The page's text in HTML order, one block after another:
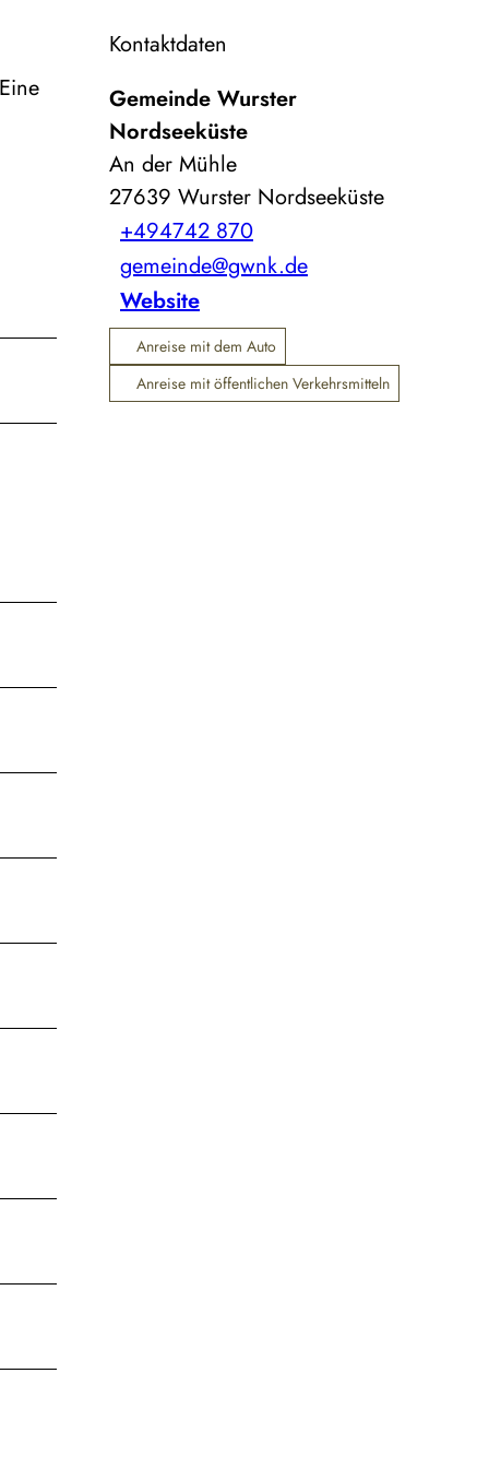
Kontaktdaten
Gemeinde Wurster
Nordseeküste
An der Mühle
27639 Wurster Nordseeküste
+494742 870
gemeinde@gwnk.de
Website
Anreise mit dem Auto
Anreise mit öffentlichen Verkehrsmitteln